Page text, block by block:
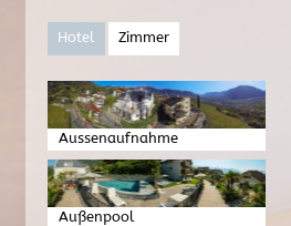
Hotel Zimmer
Aussenaufnahme
Außenpool